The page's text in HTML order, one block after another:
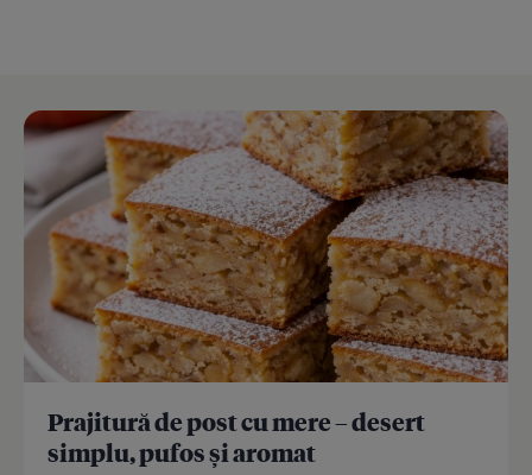
Prajitură de post cu mere – desert
simplu, pufos și aromat